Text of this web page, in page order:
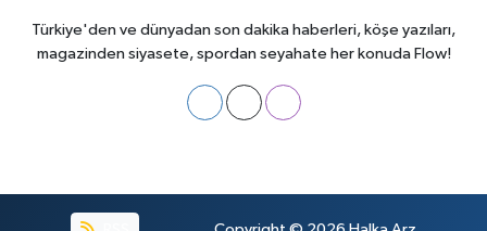
Türkiye'den ve dünyadan son dakika haberleri, köşe yazıları,
magazinden siyasete, spordan seyahate her konuda Flow!